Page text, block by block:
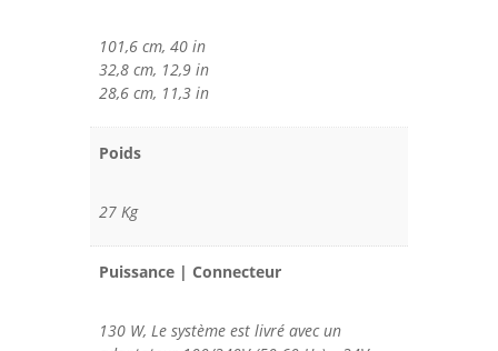
101,6 cm, 40 in
32,8 cm, 12,9 in
28,6 cm, 11,3 in
Poids
27 Kg
Puissance | Connecteur
130 W, Le système est livré avec un